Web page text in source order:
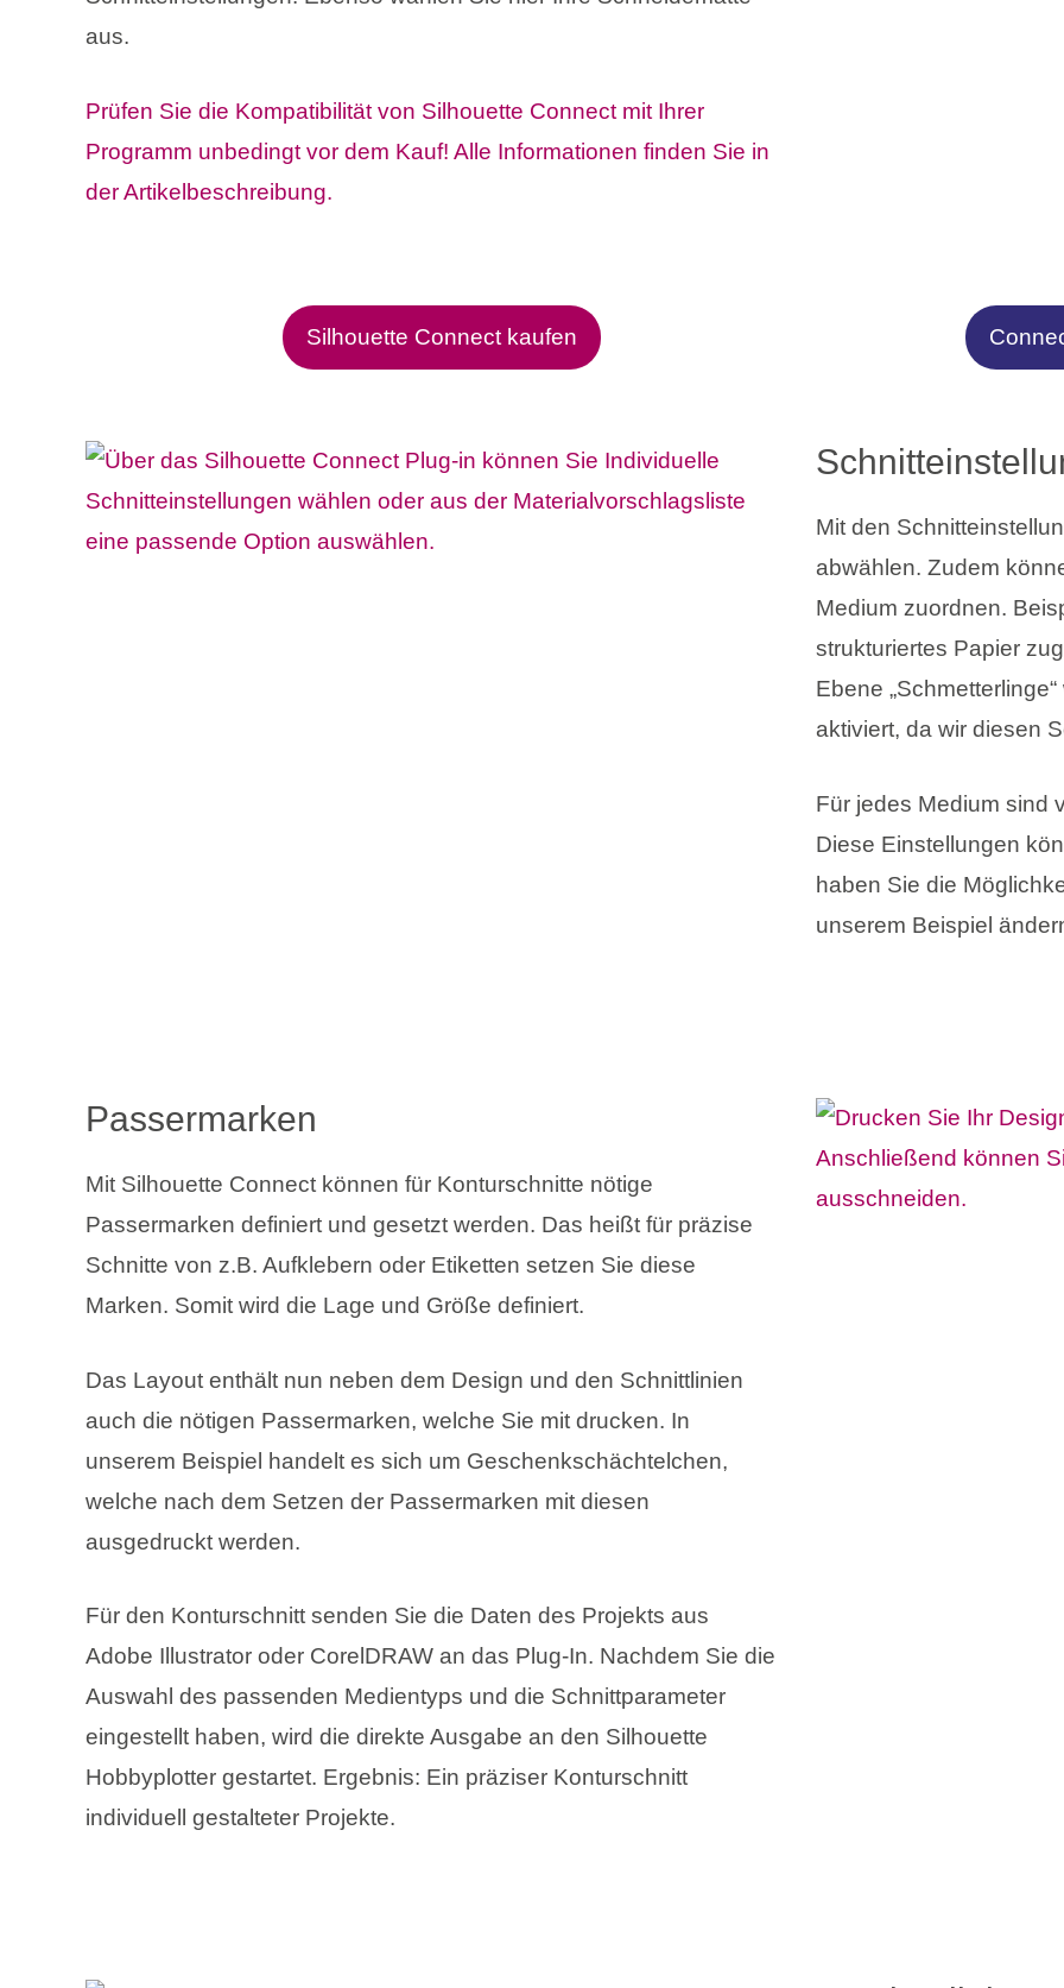
aus.
Prüfen Sie die Kompatibilität von Silhouette Connect mit Ihrer
Programm unbedingt vor dem Kauf! Alle Informationen finden Sie in
der Artikelbeschreibung.
Silhouette Connect kaufen
Mit den
abwählen. Zudem
Medium zuordnen.
strukturiertes Papier
Ebene
aktiviert, da wir diesen
Für jedes Medium sind
Diese Einstellungen
haben Sie die
unserem Beispiel
Passermarken
Mit Silhouette Connect können für Konturschnitte nötige
Passermarken definiert und gesetzt werden. Das heißt für präzise
Schnitte von z.B. Aufklebern oder Etiketten setzen Sie diese
Marken. Somit wird die Lage und Größe definiert.
Das Layout enthält nun neben dem Design und den Schnittlinien
auch die nötigen Passermarken, welche Sie mit drucken. In
unserem Beispiel handelt es sich um Geschenkschächtelchen,
welche nach dem Setzen der Passermarken mit diesen
ausgedruckt werden.
Für den Konturschnitt senden Sie die Daten des Projekts aus
Adobe Illustrator oder CorelDRAW an das Plug-In. Nachdem Sie die
Auswahl des passenden Medientyps und die Schnittparameter
eingestellt haben, wird die direkte Ausgabe an den Silhouette
Hobbyplotter gestartet. Ergebnis: Ein präziser Konturschnitt
individuell gestalteter Projekte.